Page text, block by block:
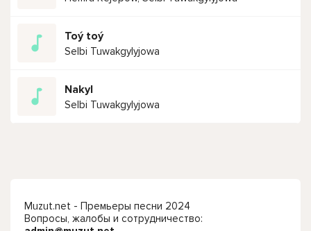
Toý toý
Selbi Tuwakgylyjowa
Nakyl
Selbi Tuwakgylyjowa
Muzut.net - Премьеры песни 2024
Вопросы, жалобы и сотрудничество: